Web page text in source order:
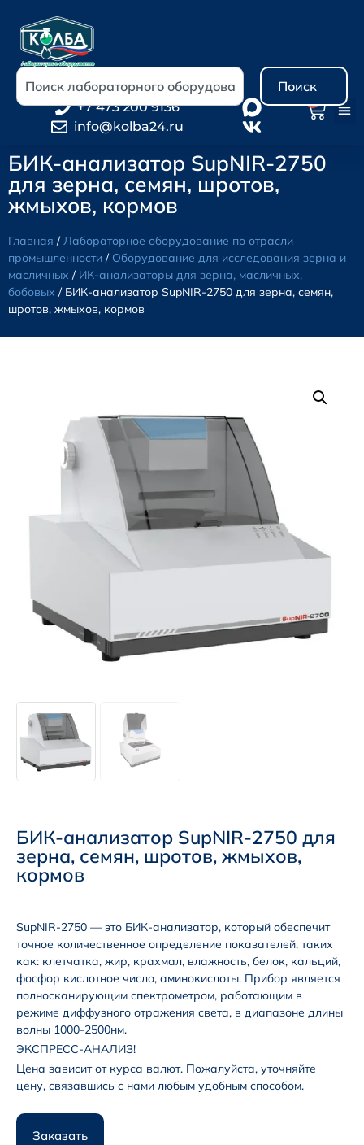
Поиск
+7 473 200 9136
info@kolba24.ru
БИК-анализатор SupNIR-2750
для зерна, семян, шротов,
жмыхов, кормов
Главная /Лабораторное оборудование по отрасли
промышленности / Оборудование для исследования зерна и
масличных / ИК-анализаторы для зерна, масличных,
бобовых / БИК-анализатор SupNIR-2750 для зерна, семян,
шротов, жмыхов, кормов
БИК-анализатор SupNIR-2750 для
зерна, семян, шротов, жмыхов,
кормов
SupNIR-2750 — это БИК-анализатор, который обеспечит
точное количественное определение показателей, таких
как: клетчатка, жир, крахмал, влажность, белок, кальций,
фосфор кислотное число, аминокислоты. Прибор является
полносканирующим спектрометром, работающим в
режиме диффузного отражения света, в диапазоне длины
волны 1000-2500нм.
ЭКСПРЕСС-АНАЛИЗ!
Цена зависит от курса валют. Пожалуйста, уточняйте
цену, связавшись с нами любым удобным способом.
Заказать